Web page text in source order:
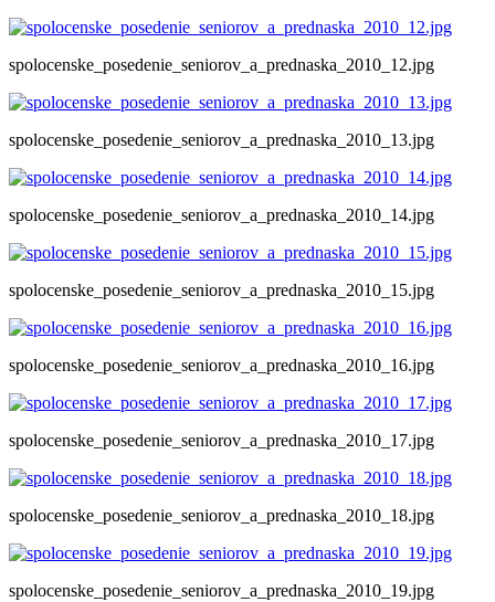
spolocenske_posedenie_seniorov_a_prednaska_2010_12.jpg
spolocenske_posedenie_seniorov_a_prednaska_2010_13.jpg
spolocenske_posedenie_seniorov_a_prednaska_2010_14.jpg
spolocenske_posedenie_seniorov_a_prednaska_2010_15.jpg
spolocenske_posedenie_seniorov_a_prednaska_2010_16.jpg
spolocenske_posedenie_seniorov_a_prednaska_2010_17.jpg
spolocenske_posedenie_seniorov_a_prednaska_2010_18.jpg
spolocenske_posedenie_seniorov_a_prednaska_2010_19.jpg